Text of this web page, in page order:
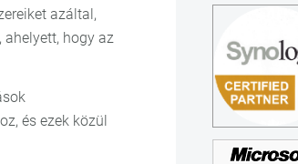
azáltal,
hogy az
és ezek közül